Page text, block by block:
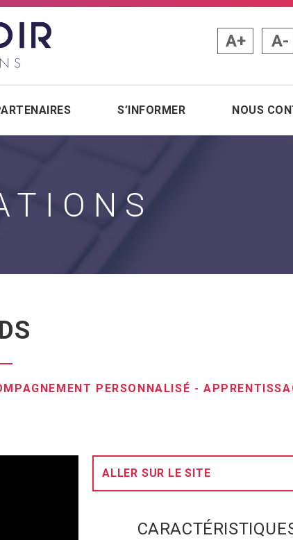
A+ A-
S’INFORMER NOUS
PERSONNALISÉ -
ALLER SUR LE SITE